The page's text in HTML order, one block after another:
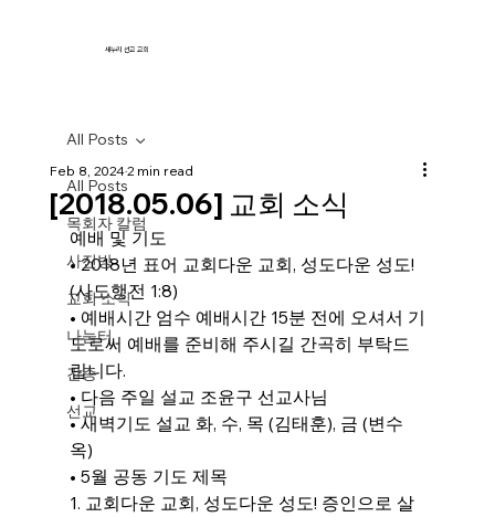
새누리 선교 교회
All Posts
목회자 칼럼
사진방
교회 소식
나눔터
간증
선교
All Posts
[2018.05.06] 교회 소식
Feb 8, 20242 min read
예배 및 기도
• 2018년 표어 교회다운 교회, 성도다운 성도!
(사도행전 1:8)
• 예배시간 엄수 예배시간 15분 전에 오셔서 기
도로써 예배를 준비해 주시길 간곡히 부탁드
립니다.
• 다음 주일 설교 조윤구 선교사님
• 새벽기도 설교 화, 수, 목 (김태훈), 금 (변수
옥)
• 5월 공동 기도 제목
1. 교회다운 교회, 성도다운 성도! 증인으로 살